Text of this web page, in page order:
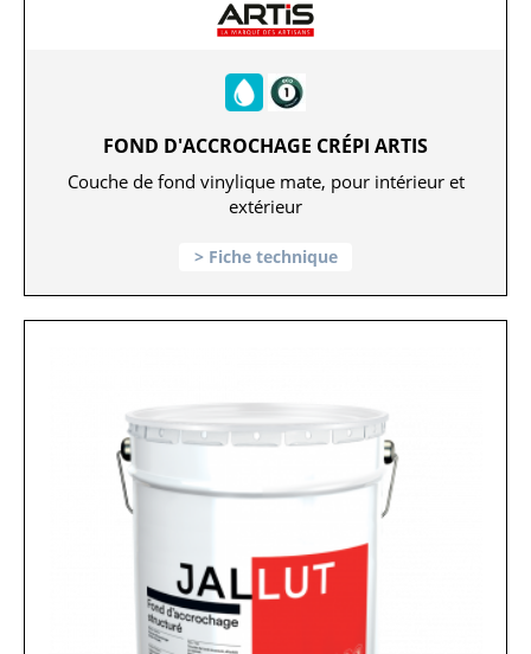
FOND D'ACCROCHAGE CRÉPI ARTIS
Couche de fond vinylique mate, pour intérieur et
extérieur
Fiche technique